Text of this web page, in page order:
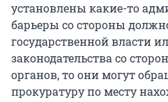
установлены какие-то
барьеры со стороны
государственной власти
законодательства со
органов, то они могут
прокуратуру по месту